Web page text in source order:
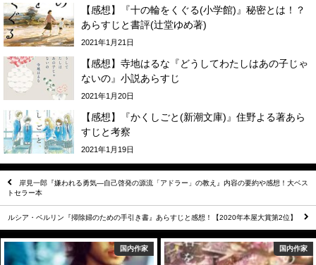
【感想】『十の輪をくぐる(小学館)』秘密とは！？
あらすじと書評(辻堂ゆめ著)
2021年1月21日
【感想】寺地はるな『どうしてわたしはあの子じゃ
ないの』小説あらすじ
2021年1月20日
【感想】『かくしごと(新潮文庫)』住野よる著あら
すじと考察
2021年1月19日
岸見一郎『嫌われる勇気―自己啓発の源流「アドラー」の教え』内容の要約や感想！大ベス
トセラー本
ルシア・ベルリン『掃除婦のための手引き書』あらすじと感想！【2020年本屋大賞第2位】
国内作家 国内作家